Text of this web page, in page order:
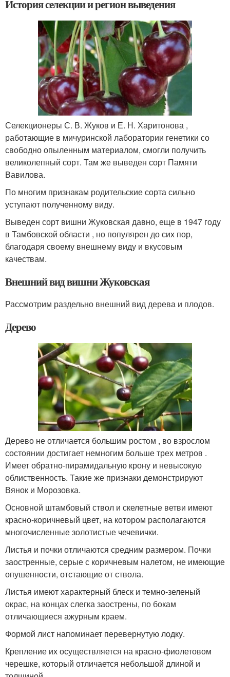
История селекции и регион выведения
Селекционеры С. В. Жуков и Е. Н. Харитонова ,
работающие в мичуринской лаборатории генетики со
свободно опыленным материалом, смогли получить
великолепный сорт. Там же выведен сорт Памяти
Вавилова.
По многим признакам родительские сорта сильно
уступают полученному виду.
Выведен сорт вишни Жуковская давно, еще в 1947 году
в Тамбовской области , но популярен до сих пор,
благодаря своему внешнему виду и вкусовым
качествам.
Внешний вид вишни Жуковская
Рассмотрим раздельно внешний вид дерева и плодов.
Дерево
Дерево не отличается большим ростом , во взрослом
состоянии достигает немногим больше трех метров .
Имеет обратно-пирамидальную крону и невысокую
облиственность. Такие же признаки демонстрируют
Вянок и Морозовка.
Основной штамбовый ствол и скелетные ветви имеют
красно-коричневый цвет, на котором располагаются
многочисленные золотистые чечевички.
Листья и почки отличаются средним размером. Почки
заостренные, серые с коричневым налетом, не имеющие
опушенности, отстающие от ствола.
Листья имеют характерный блеск и темно-зеленый
окрас, на концах слегка заострены, по бокам
отличающиеся ажурным краем.
Формой лист напоминает перевернутую лодку.
Крепление их осуществляется на красно-фиолетовом
черешке, который отличается небольшой длиной и